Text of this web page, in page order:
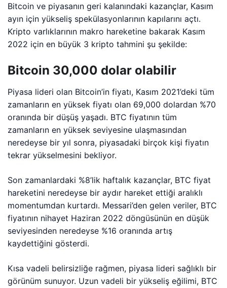
Bitcoin ve piyasanın geri kalanındaki kazançlar, Kasım
ayın için yükseliş spekülasyonlarının kapılarını açtı.
Kripto varlıklarının makro hareketine bakarak Kasım
2022 için en büyük 3 kripto tahmini şu şekilde:
Bitcoin 30,000 dolar olabilir
Piyasa lideri olan Bitcoin’in fiyatı, Kasım 2021’deki tüm
zamanların en yüksek fiyatı olan 69,000 dolardan %70
oranında bir düşüş yaşadı. BTC fiyatının tüm
zamanların en yüksek seviyesine ulaşmasından
neredeyse bir yıl sonra, piyasadaki birçok kişi fiyatın
tekrar yükselmesini bekliyor.
Son zamanlardaki %8’lik haftalık kazançlar, BTC fiyat
hareketini neredeyse bir aydır hareket ettiği aralıklı
momentumdan kurtardı. Messari’den gelen veriler, BTC
fiyatının nihayet Haziran 2022 döngüsünün en düşük
seviyesinden neredeyse %16 oranında artış
kaydettiğini gösterdi.
Kısa vadeli belirsizliğe rağmen, piyasa lideri sağlıklı bir
görünüm sunuyor. Uzun vadeli bir yükseliş eğilimi, BTC